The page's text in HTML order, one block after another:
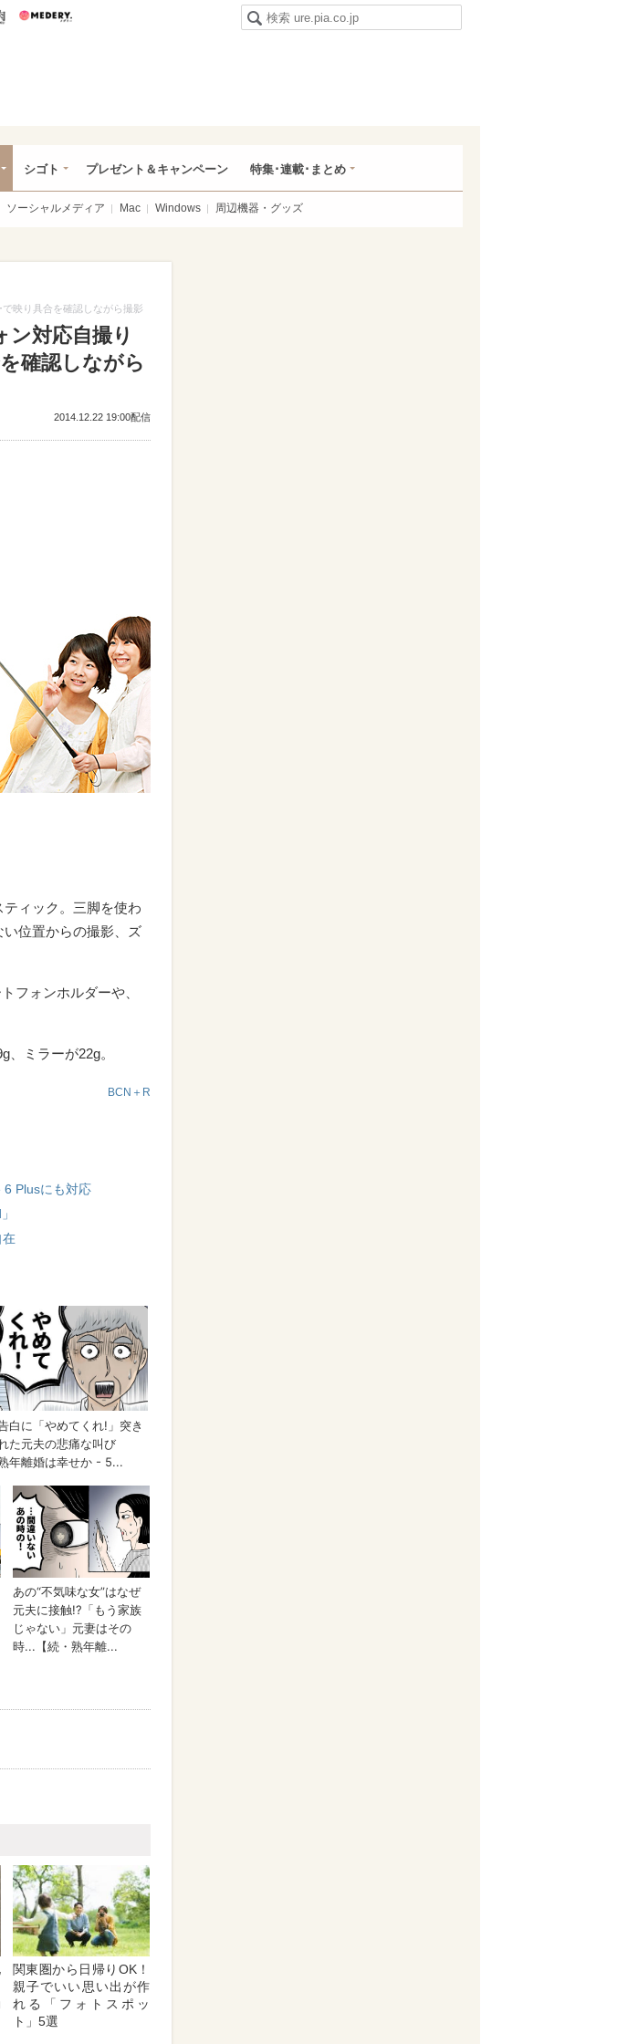
うまい肉
シゴト プレゼント＆キャンペーン 特集･連載･まとめ
ソーシャルメディア Mac Windows 周辺機器・グッズ
映り具合を確認しながら撮影
対応自撮り
確認しながら
2014.12.22 19:00配信
ィック。三脚を使わ
位置からの撮影、ズ
フォンホルダーや、
ミラーが22g。
BCN＋R
6 Plusにも対応
在
関東圏から日帰りOK！
親子でいい思い出が作
れる「フォトスポッ
ト」5選